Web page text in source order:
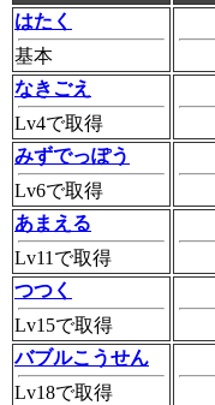
はたく
基本
なきごえ
Lv4で取得
みずでっぽう
Lv6で取得
あまえる
Lv11で取得
つつく
Lv15で取得
バブルこうせん
Lv18で取得